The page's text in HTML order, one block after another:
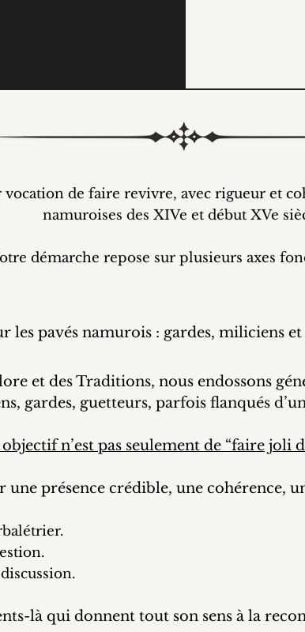
de faire revivre, avec rigueur et
namuroises des XIVe et début XVe
démarche repose sur plusieurs axes
les pavés namurois : gardes, miliciens
et des Traditions, nous endossons
gardes, guetteurs, parfois flanqués
n’est pas seulement de “faire joli
une présence crédible, une cohérence,
là qui donnent tout son sens à la